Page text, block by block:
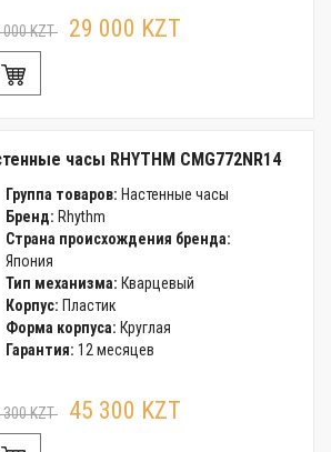
000 KZT 29 000 KZT
часы RHYTHM CMG772NR14
Группа товаров: Настенные часы
Бренд: Rhythm
Страна происхождения бренда:
Япония
Тип механизма: Кварцевый
Корпус: Пластик
Форма корпуса: Круглая
Гарантия: 12 месяцев
300 KZT 45 300 KZT